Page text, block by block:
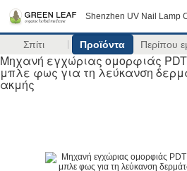
Shenzhen UV Nail Lamp
Σπίτι Προϊόντα Περίπου
Μηχανή εγχώριας ομορφιάς PDT
μπλε φως για τη λεύκανση
ακμής